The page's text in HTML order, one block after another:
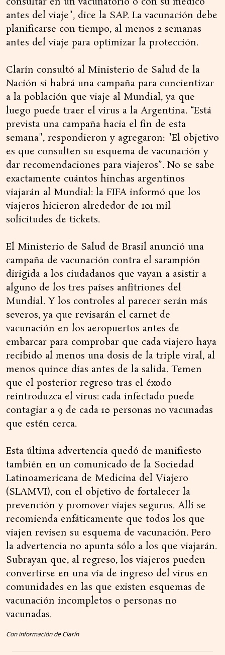
antes del viaje", dice la SAP. La vacunación debe
planificarse con tiempo, al menos 2 semanas
antes del viaje para optimizar la protección.
Clarín consultó al Ministerio de Salud de la
Nación si habrá una campaña para concientizar
a la población que viaje al Mundial, ya que
luego puede traer el virus a la Argentina. “Está
prevista una campaña hacia el fin de esta
semana", respondieron y agregaron: "El objetivo
es que consulten su esquema de vacunación y
dar recomendaciones para viajeros”. No se sabe
exactamente cuántos hinchas argentinos
viajarán al Mundial: la FIFA informó que los
viajeros hicieron alrededor de 101 mil
solicitudes de tickets.
El Ministerio de Salud de Brasil anunció una
campaña de vacunación contra el sarampión
dirigida a los ciudadanos que vayan a asistir a
alguno de los tres países anfitriones del
Mundial. Y los controles al parecer serán más
severos, ya que revisarán el carnet de
vacunación en los aeropuertos antes de
embarcar para comprobar que cada viajero haya
recibido al menos una dosis de la triple viral, al
menos quince días antes de la salida. Temen
que el posterior regreso tras el éxodo
reintroduzca el virus: cada infectado puede
contagiar a 9 de cada 10 personas no vacunadas
que estén cerca.
Esta última advertencia quedó de manifiesto
también en un comunicado de la Sociedad
Latinoamericana de Medicina del Viajero
(SLAMVI), con el objetivo de fortalecer la
prevención y promover viajes seguros. Allí se
recomienda enfáticamente que todos los que
viajen revisen su esquema de vacunación. Pero
la advertencia no apunta sólo a los que viajarán.
Subrayan que, al regreso, los viajeros pueden
convertirse en una vía de ingreso del virus en
comunidades en las que existen esquemas de
vacunación incompletos o personas no
vacunadas.
Con información de Clarín